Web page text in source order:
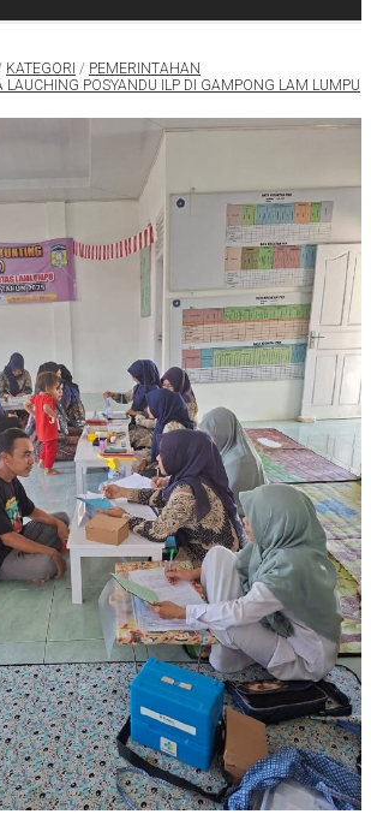
KATEGORI / PEMERINTAHAN
LAUCHING POSYANDU ILP DI GAMPONG LAM LUMPU